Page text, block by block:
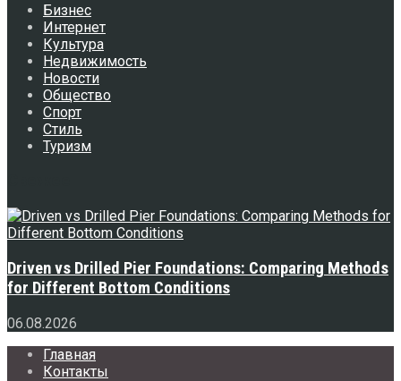
Бизнес
Интернет
Культура
Недвижимость
Новости
Общество
Спорт
Стиль
Туризм
Driven vs Drilled Pier Foundations: Comparing Methods
for Different Bottom Conditions
06.08.2026
Главная
Контакты